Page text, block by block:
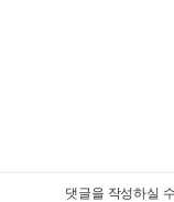
댓글을 작성하실